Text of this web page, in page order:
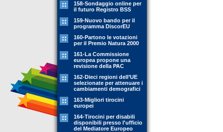
158-Sondaggio online per
il futuro Registro BSS
159-Nuovo bando per il
programma DiscorEU
160-Partono le votazioni
per il Premio Natura 2000
161-La Commissione
europea propone una
revisione della PAC
162-Dieci regioni dell’UE
selezionate per attenuare i
cambiamenti demografici
163-Migliori tirocini
europei
164-Tirocini per disabili
disponibili presso l'ufficio
del Mediatore Europeo